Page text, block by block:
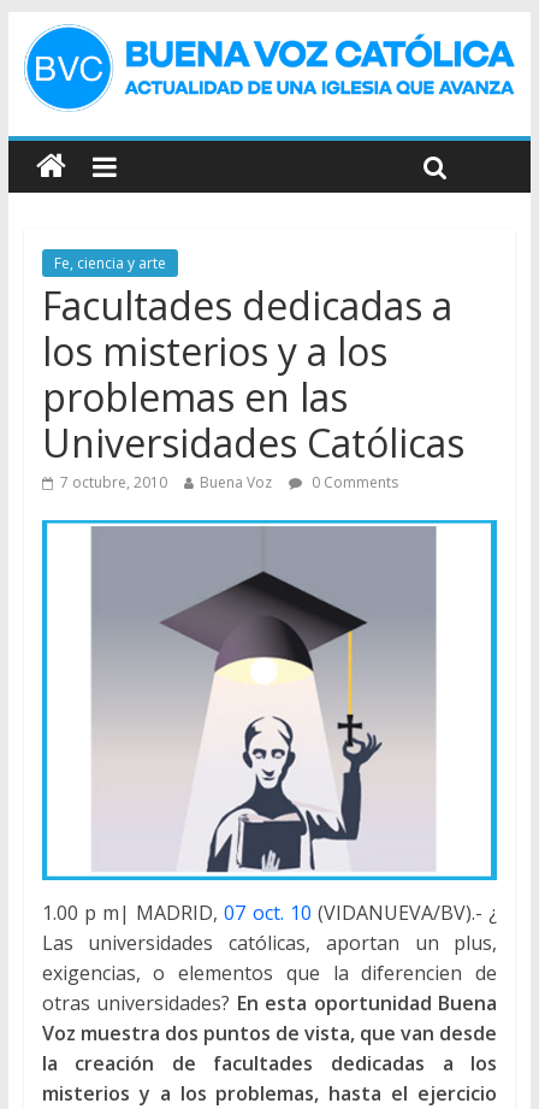
Fe, ciencia y arte
Facultades dedicadas a
los misterios y a los
problemas en las
Universidades Católicas
7 octubre, 2010 Buena Voz 0 Comments
1.00 p m| MADRID,07 oct. 10 (VIDANUEVA/BV).- ¿
Las universidades católicas, aportan un plus,
exigencias, o elementos que la diferencien de
otras universidades? En esta oportunidad Buena
Voz muestra dos puntos de vista, que van desde
la creación de facultades dedicadas a los
misterios y a los problemas, hasta el ejercicio